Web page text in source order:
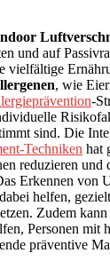
und auf
vielfältige
, wie
-
sind. Die
Techniken hat
reduzieren und
Erkennen von
helfen,
Zudem kann
Personen mit
präventive